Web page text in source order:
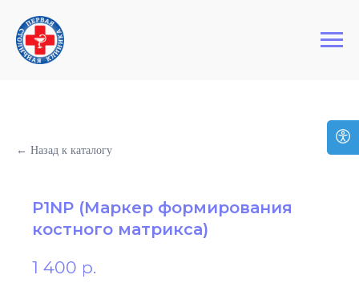
Первая Столичная Клиника
← Назад к каталогу
P1NP (Маркер формирования
костного матрикса)
1 400 р.